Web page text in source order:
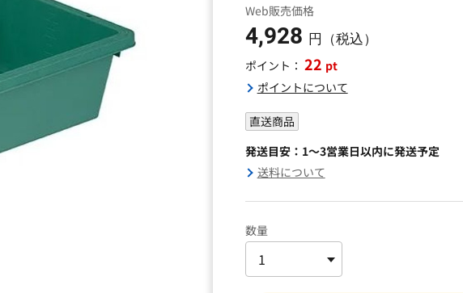
Web販売価格
4,928 円（税込）
ポイント： 22 pt
ポイントについて
直送商品
発送目安：1～3営業日以内に発送予定
送料について
数量